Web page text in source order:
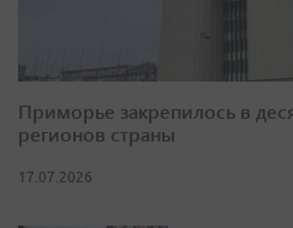
Приморье закрепилось в
регионов страны
17.07.2026